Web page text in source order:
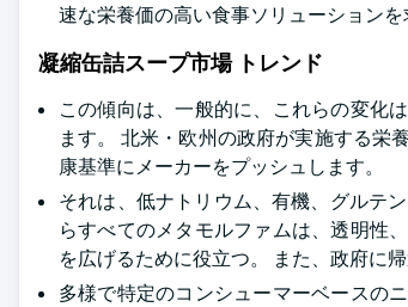
速な栄養価の高い食事ソリューションを
凝縮缶詰スープ市場 トレンド
この傾向は、一般的に、これらの変化
ます。 北米・欧州の政府が実施する栄
康基準にメーカーをプッシュします。
それは、低ナトリウム、有機、グルテ
らすべてのメタモルファムは、透明性
を広げるために役立つ。 また、政府に
多様で特定のコンシューマーベースの